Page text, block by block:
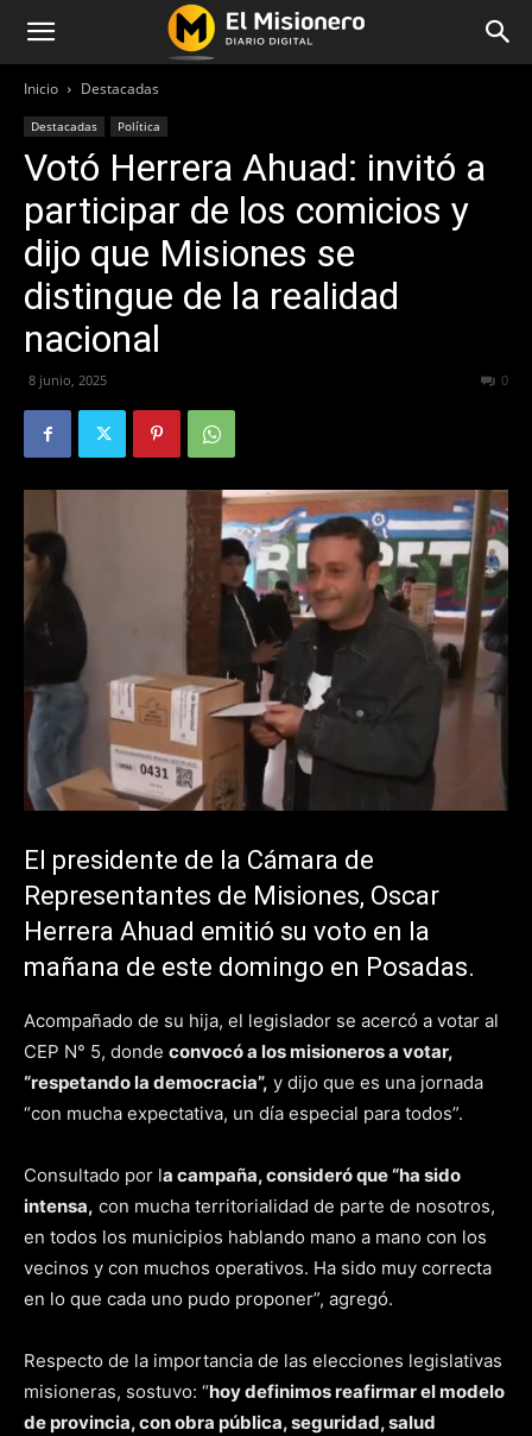
Inicio Destacadas
Destacadas Política
Votó Herrera Ahuad: invitó a
participar de los comicios y
dijo que Misiones se
distingue de la realidad
nacional
8 junio, 2025 0
El presidente de la Cámara de
Representantes de Misiones, Oscar
Herrera Ahuad emitió su voto en la
mañana de este domingo en Posadas.
Acompañado de su hija, el legislador se acercó a votar al
CEP N° 5, donde convocó a los misioneros a votar,
“respetando la democracia”, y dijo que es una jornada
“con mucha expectativa, un día especial para todos”.
Consultado por la campaña, consideró que “ha sido
intensa, con mucha territorialidad de parte de nosotros,
en todos los municipios hablando mano a mano con los
vecinos y con muchos operativos. Ha sido muy correcta
en lo que cada uno pudo proponer”, agregó.
Respecto de la importancia de las elecciones legislativas
misioneras, sostuvo: “hoy definimos reafirmar el modelo
de provincia, con obra pública, seguridad, salud